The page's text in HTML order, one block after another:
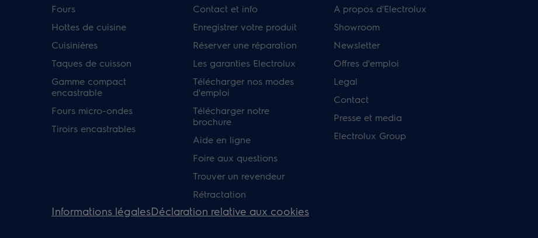
Fours
Hottes de cuisine
Cuisinières
Taques de cuisson
Gamme compact
encastrable
Fours micro-ondes
Tiroirs encastrables
Contact et info
Enregistrer votre produit
Réserver une réparation
Les garanties Electrolux
Télécharger nos modes
d'emploi
Télécharger notre
brochure
Aide en ligne
Foire aux questions
Trouver un revendeur
Rétractation
A propos d'Electrolux
Showroom
Newsletter
Offres d'emploi
Legal
Contact
Presse et media
Electrolux Group
Informations légalesDéclaration relative aux cookies